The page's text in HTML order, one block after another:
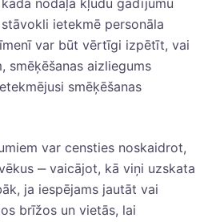
nodaļā kļūdu gadījumu
ietekmē personāla
var būt vērtīgi izpētīt, vai
smēķēšanas aizliegums
smēķēšanas
var censties noskaidrot,
‒ vaicājot, kā viņi uzskata
ja iespējams jautāt vai
brīžos un vietās, lai